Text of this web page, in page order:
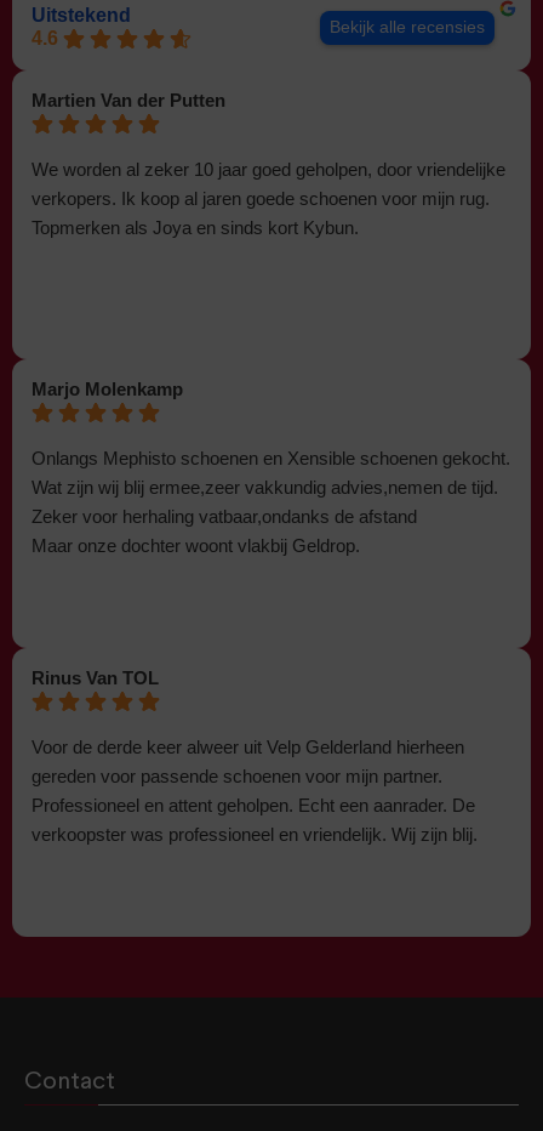
Uitstekend
4.6
Bekijk alle recensies
Martien Van der Putten
We worden al zeker 10 jaar goed geholpen, door vriendelijke
verkopers. Ik koop al jaren goede schoenen voor mijn rug.
Topmerken als Joya en sinds kort Kybun.
Marjo Molenkamp
Onlangs Mephisto schoenen en Xensible schoenen gekocht.
Wat zijn wij blij ermee,zeer vakkundig advies,nemen de tijd.
Zeker voor herhaling vatbaar,ondanks de afstand
Maar onze dochter woont vlakbij Geldrop.
Rinus Van TOL
Voor de derde keer alweer uit Velp Gelderland hierheen
gereden voor passende schoenen voor mijn partner.
Professioneel en attent geholpen. Echt een aanrader. De
verkoopster was professioneel en vriendelijk. Wij zijn blij.
Contact